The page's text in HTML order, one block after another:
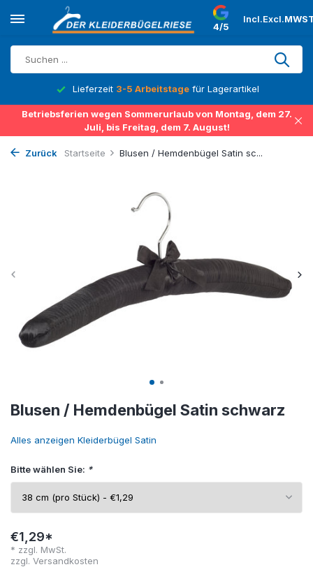
4/5
Incl.Excl.
Lieferzeit 3-5 Arbeitstage für Lagerartikel
Betriebsferien wegen Sommerurlaub von Montag, dem 27.
Juli, bis Freitag, dem 7. August!
Zurück Startseite Blusen / Hemdenbügel Satin sc...
Blusen / Hemdenbügel Satin schwarz
Alles anzeigen Kleiderbügel Satin
Bitte wählen Sie: *
€1,29*
* zzgl. MwSt.
zzgl. Versandkosten